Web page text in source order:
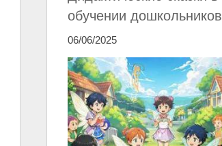
обучении дошкольников
06/06/2025